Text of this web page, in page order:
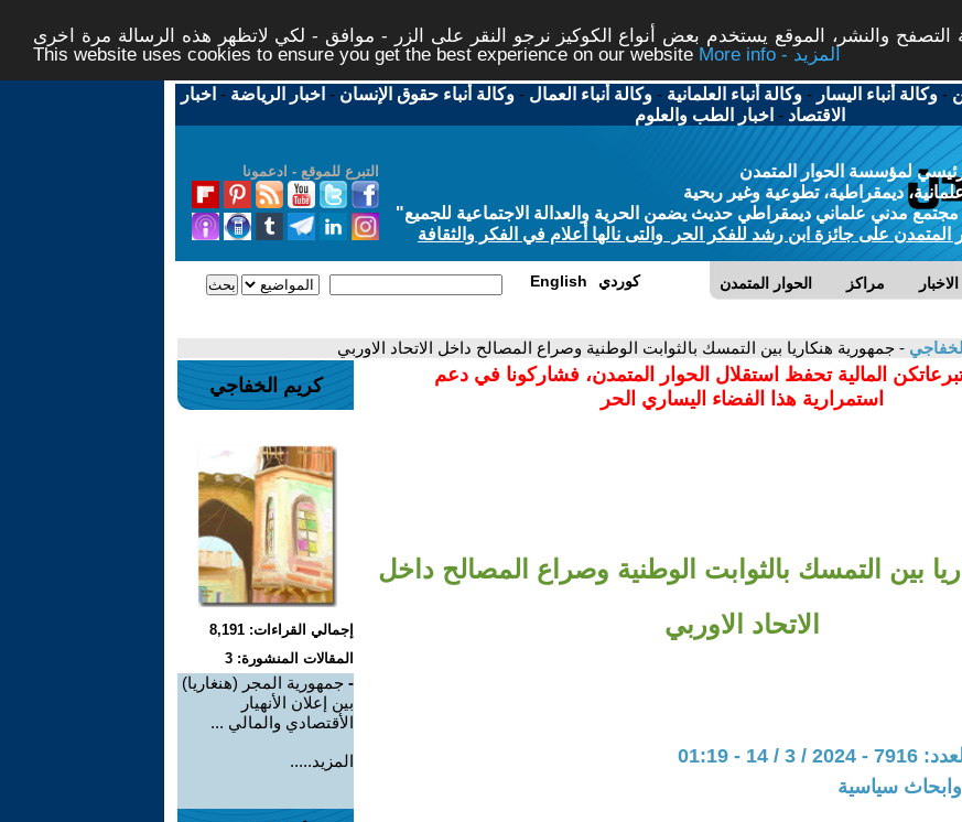
والنشر، الموقع يستخدم بعض أنواع الكوكيز نرجو النقر على الزر - موافق - لكي لاتظهر هذه الرسالة مرة اخرى -
This website uses cookies to ensure you get the best experience on our website
More info - المزيد
-وكالة أنباء اليسار -وكالة أنباء العلمانية -وكالة أنباء العمال -وكالة أنباء حقوق الإنسان - اخبار الرياضة - اخبار
الاقتصاد - اخبار الطب والعلوم
التبرع للموقع - ادعمونا
لمؤسسة الحوار المتمدن
ديمقراطية، تطوعية وغير ربحية
مدني علماني ديمقراطي حديث يضمن الحرية والعدالة الاجتماعية للجميع"
المتمدن على جائزة ابن رشد للفكر الحر والتى نالها أعلام في الفكر والثقافة
الحوار المتمدن مراكز الاخبار English كوردي
- جمهورية هنكاريا بين التمسك بالثوابت الوطنية وصراع المصالح داخل الاتحاد الاوربي
المالية تحفظ استقلال الحوار المتمدن، فشاركونا في دعم
استمرارية هذا الفضاء اليساري الحر
بين التمسك بالثوابت الوطنية وصراع المصالح داخل
الاتحاد الاوربي
14 - 01:19
سياسية
كريم الخفاجي
إجمالي القراءات: 8,191
المقالات المنشورة: 3
- جمهورية المجر (هنغاريا)
بين إعلان الأنهيار
الأقتصادي والمالي ...
المزيد.....